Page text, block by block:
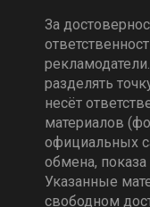
За
разделять
несёт
материалов
официальных
обмена,
Указанные
свободном